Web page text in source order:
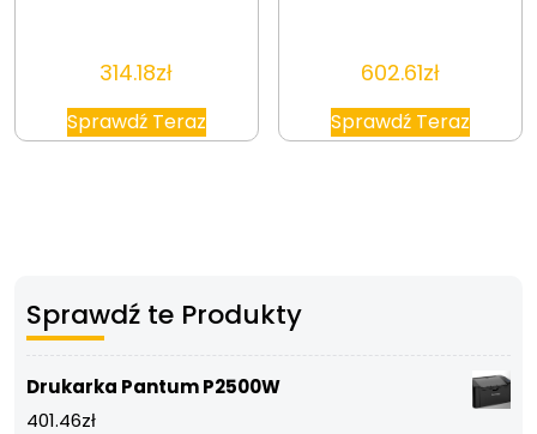
314.18zł
Sprawdź Teraz
602.61zł
Sprawdź Teraz
Sprawdź te Produkty
Drukarka Pantum P2500W
401.46zł